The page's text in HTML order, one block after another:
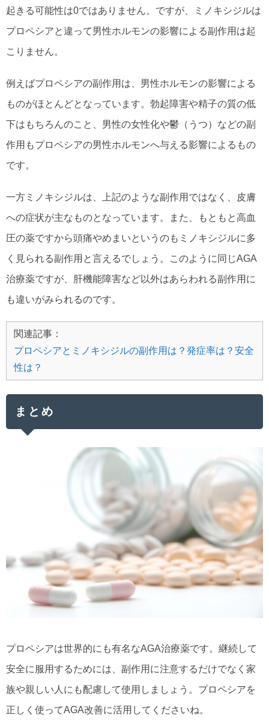
起きる可能性は0ではありません。ですが、ミノキシジルは
プロペシアと違って男性ホルモンの影響による副作用は起
こりません。
例えばプロペシアの副作用は、男性ホルモンの影響による
ものがほとんどとなっています。勃起障害や精子の質の低
下はもちろんのこと、男性の女性化や鬱（うつ）などの副
作用もプロペシアの男性ホルモンへ与える影響によるもの
です。
一方ミノキシジルは、上記のような副作用ではなく、皮膚
への症状が主なものとなっています。また、もともと高血
圧の薬ですから頭痛やめまいというのもミノキシジルに多
く見られる副作用と言えるでしょう。このように同じAGA
治療薬ですが、肝機能障害など以外はあらわれる副作用に
も違いがみられるのです。
関連記事：
プロペシアとミノキシジルの副作用は？発症率は？安全
性は？
まとめ
プロペシアは世界的にも有名なAGA治療薬です。継続して
安全に服用するためには、副作用に注意するだけでなく家
族や親しい人にも配慮して使用しましょう。プロペシアを
正しく使ってAGA改善に活用してくださいね。